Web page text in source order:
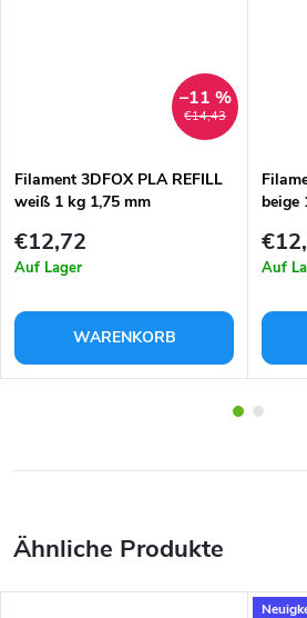
€14,43
–11 %
Filament 3DFOX PLA REFILL
weiß 1 kg 1,75 mm
€12,72
Auf Lager
WARENKORB
beige
Auf